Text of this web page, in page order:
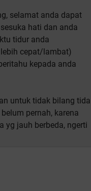
selamat anda dapat
hati dan anda
tidur anda
cepat/lambat)
kepada anda
untuk tidak bilang
pernah, karena
yg jauh berbeda, ngerti